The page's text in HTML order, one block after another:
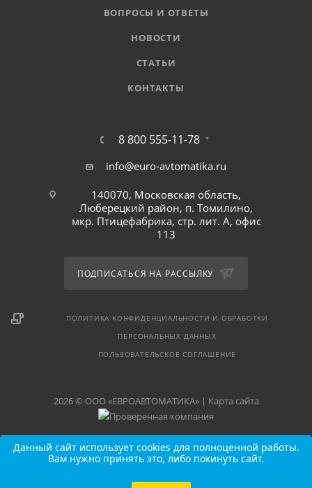
ВОПРОСЫ И ОТВЕТЫ
НОВОСТИ
СТАТЬИ
КОНТАКТЫ
8 800 555-11-78
info@euro-avtomatika.ru
140070, Московская область,
Люберецкий район, п. Томилино,
мкр. Птицефабрика, стр. лит. А, офис
113
ПОДПИСАТЬСЯ НА РАССЫЛКУ
ПОЛИТИКА КОНФИДЕНЦИАЛЬНОСТИ И ОБРАБОТКИ
ПЕРСОНАЛЬНЫХ ДАННЫХ
ПОЛЬЗОВАТЕЛЬСКОЕ СОГЛАШЕНИЕ
2026 © ООО «ЕВРОАВТОМАТИКА» | Карта сайта
Данный сайт использует cookies для полноценной работы.
Вам нужно принять это, либо покинуть сайт.